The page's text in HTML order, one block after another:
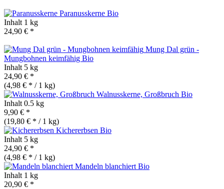
Paranusskerne Bio
Inhalt 1 kg
24,90 € *
Mung Dal grün -
Mungbohnen keimfähig Bio
Inhalt 5 kg
24,90 € *
(4,98 € * / 1 kg)
Walnusskerne, Großbruch Bio
Inhalt 0.5 kg
9,90 € *
(19,80 € * / 1 kg)
Kichererbsen Bio
Inhalt 5 kg
24,90 € *
(4,98 € * / 1 kg)
Mandeln blanchiert Bio
Inhalt 1 kg
20,90 € *